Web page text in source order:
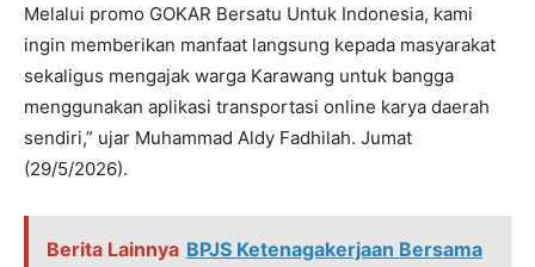
Melalui promo GOKAR Bersatu Untuk Indonesia, kami
ingin memberikan manfaat langsung kepada masyarakat
sekaligus mengajak warga Karawang untuk bangga
menggunakan aplikasi transportasi online karya daerah
sendiri,” ujar Muhammad Aldy Fadhilah. Jumat
(29/5/2026).
Berita Lainnya BPJS Ketenagakerjaan Bersama